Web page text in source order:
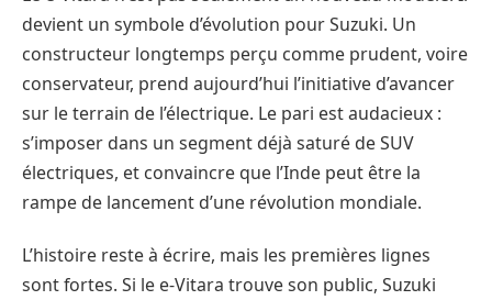
devient un symbole d’évolution pour Suzuki. Un
constructeur longtemps perçu comme prudent, voire
conservateur, prend aujourd’hui l’initiative d’avancer
sur le terrain de l’électrique. Le pari est audacieux :
s’imposer dans un segment déjà saturé de SUV
électriques, et convaincre que l’Inde peut être la
rampe de lancement d’une révolution mondiale.
L’histoire reste à écrire, mais les premières lignes
sont fortes. Si le e-Vitara trouve son public, Suzuki